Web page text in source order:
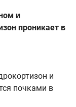
и
проникает в
и
почками в